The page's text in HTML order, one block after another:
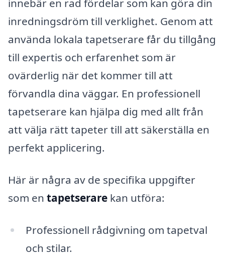
innebär en rad fördelar som kan göra din
inredningsdröm till verklighet. Genom att
använda lokala tapetserare får du tillgång
till expertis och erfarenhet som är
ovärderlig när det kommer till att
förvandla dina väggar. En professionell
tapetserare kan hjälpa dig med allt från
att välja rätt tapeter till att säkerställa en
perfekt applicering.
Här är några av de specifika uppgifter
som en tapetserare kan utföra:
Professionell rådgivning om tapetval
och stilar.